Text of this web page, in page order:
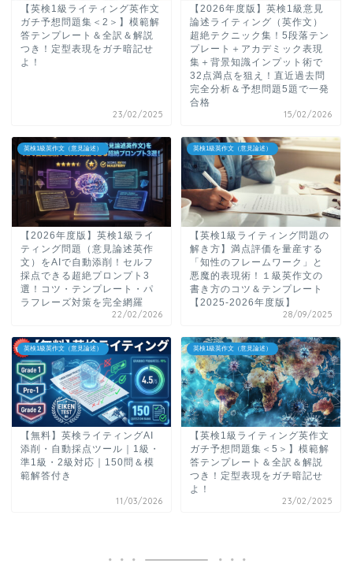
【英検1級ライティング英作文
ガチ予想問題集＜2＞】模範解
答テンプレート＆全訳＆解説
つき！定型表現をガチ暗記せ
よ！
23/02/2025
【2026年度版】英検1級意見
論述ライティング（英作文）
超絶テクニック集！5段落テン
プレート＋アカデミック表現
集＋背景知識インプット術で
32点満点を狙え！直近過去問
完全分析＆予想問題5題で一発
合格
15/02/2026
英検1級英作文（意見論述）
【2026年度版】英検1級ライ
ティング問題（意見論述英作
文）をAIで自動添削！セルフ
採点できる超絶プロンプト3
選！コツ・テンプレート・パ
ラフレーズ対策を完全網羅
22/02/2026
英検1級英作文（意見論述）
【英検1級ライティング問題の
解き方】満点評価を量産する
「知性のフレームワーク」と
悪魔的表現術！１級英作文の
書き方のコツ＆テンプレート
【2025-2026年度版】
28/09/2025
英検1級英作文（意見論述）
【無料】英検ライティングAI
添削・自動採点ツール｜1級・
準1級・2級対応｜150問＆模
範解答付き
11/03/2026
英検1級英作文（意見論述）
【英検1級ライティング英作文
ガチ予想問題集＜5＞】模範解
答テンプレート＆全訳＆解説
つき！定型表現をガチ暗記せ
よ！
23/02/2025